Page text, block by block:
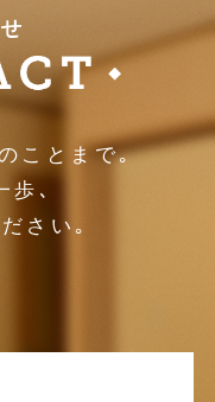
ことまで｡
歩､
さい｡